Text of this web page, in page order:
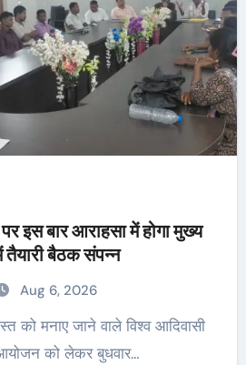
इस बार आराहसा में होगा मुख्य
बैठक संपन्न
Aug 6, 2026
को लेकर बुधवार…